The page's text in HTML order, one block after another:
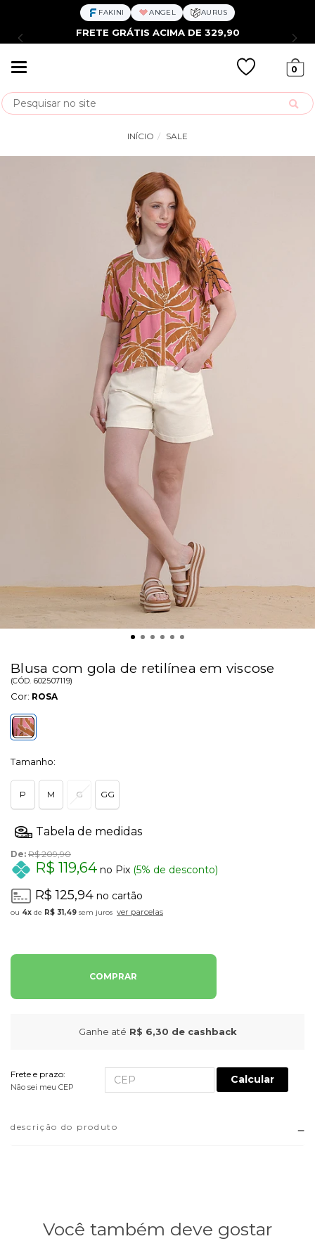
FAKINI ANGEL AURUS
FRETE GRÁTIS ACIMA DE 329,90
0
Busca
INÍCIO SALE
Blusa com gola de retilínea em viscose
(CÓD. 602507119)
Cor: ROSA
Tamanho:
P M G GG
De: R$ 209,90
R$ 119,64 no Pix (5% de desconto)
R$ 125,94 no cartão
4x de R$ 31,49 sem juros ver parcelas
COMPRAR
Ganhe até R$ 6,30 de cashback
Frete e prazo:
Não sei meu CEP
Calcular
descrição do produto
Você também deve gostar